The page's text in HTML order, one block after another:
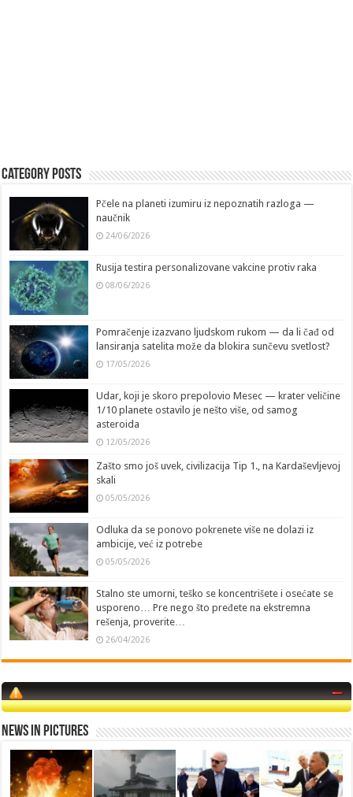
Category Posts
Pčele na planeti izumiru iz nepoznatih razloga —
naučnik
24/06/2026
Rusija testira personalizovane vakcine protiv raka
08/06/2026
Pomračenje izazvano ljudskom rukom — da li čađ od
lansiranja satelita može da blokira sunčevu svetlost?
17/05/2026
Udar, koji je skoro prepolovio Mesec — krater veličine
1/10 planete ostavilo je nešto više, od samog
asteroida
12/05/2026
Zašto smo još uvek, civilizacija Tip 1., na Kardaševljevoj
skali
05/05/2026
Odluka da se ponovo pokrenete više ne dolazi iz
ambicije, već iz potrebe
05/05/2026
Stalno ste umorni, teško se koncentrišete i osećate se
usporeno… Pre nego što pređete na ekstremna
rešenja, proverite…
26/04/2026
News in Pictures